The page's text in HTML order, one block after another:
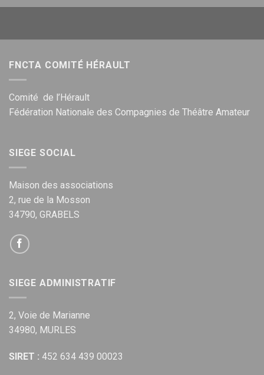
FNCTA COMITÉ HÉRAULT
Comité de l’Hérault
Fédération Nationale des Compagnies de Théâtre Amateur
SIEGE SOCIAL
Maison des associations
2, rue de la Mosson
34790, GRABELS
SIEGE ADMINISTRATIF
2, Voie de Marianne
34980, MURLES
SIRET : 452 634 439 00023